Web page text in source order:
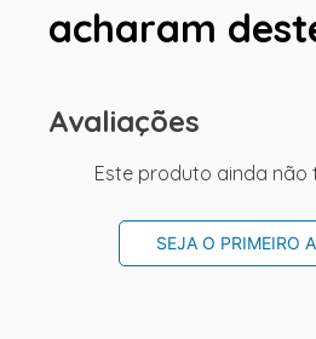
acharam
Avaliações
Este produto ainda não
SEJA O PRIMEIRO